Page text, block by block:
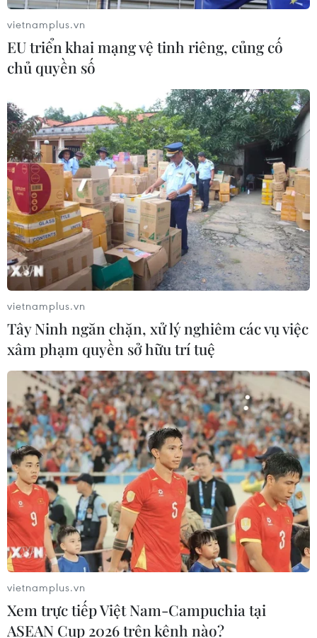
TIN CÙNG CHUYÊN MỤC
Buổi hòa nhạc kéo dài 639 năm vừa
mới hoàn thành 4% hành trình
06/08/2026 11:54
vietnamplus.vn
EU triển khai mạng vệ tinh riêng, củng cố
chủ quyền số
vietnamplus.vn
Tây Ninh ngăn chặn, xử lý nghiêm các vụ việc
xâm phạm quyền sở hữu trí tuệ
vietnamplus.vn
Xem trực tiếp Việt Nam-Campuchia tại
ASEAN Cup 2026 trên kênh nào?